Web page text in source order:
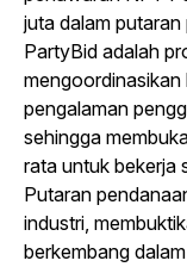
juta dalam
PartyBid adalah
mengoordinasikan
pengalaman
sehingga
rata untuk bekerja
Putaran
industri,
berkembang